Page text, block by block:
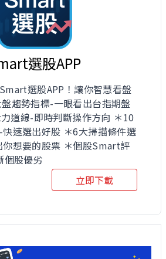
選股APP
選股APP！讓你智慧看盤
趨勢指標-一眼看出台指期盤
道線-即時判斷操作方向 ＊10
速選出好股 ＊6大掃描條件選
想要的股票 ＊個股Smart評
個股優劣
立即下載